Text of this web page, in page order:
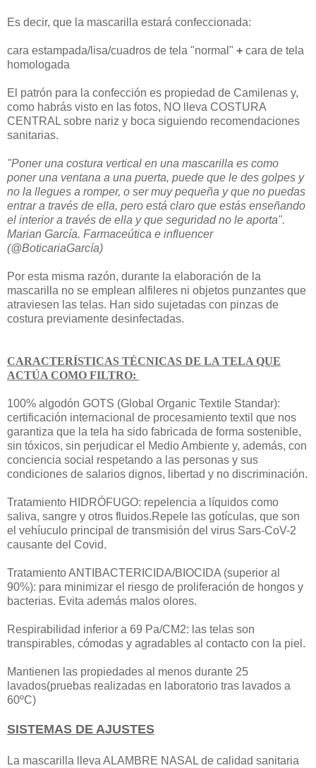
Es decir, que la mascarilla estará confeccionada:
cara estampada/lisa/cuadros de tela "normal" + cara de tela
homologada
El patrón para la confección es propiedad de Camilenas y,
como habrás visto en las fotos, NO lleva COSTURA
CENTRAL sobre nariz y boca siguiendo recomendaciones
sanitarias.
"Poner una costura vertical en una mascarilla es como
poner una ventana a una puerta, puede que le des golpes y
no la llegues a romper, o ser muy pequeña y que no puedas
entrar a través de ella, pero está claro que estás enseñando
el interior a través de ella y que seguridad no le aporta".
Marian García. Farmaceútica e influencer
(@BoticariaGarcía)
Por esta misma razón, durante la elaboración de la
mascarilla no se emplean alfileres ni objetos punzantes que
atraviesen las telas. Han sido sujetadas con pinzas de
costura previamente desinfectadas.
CARACTERÍSTICAS TÉCNICAS DE LA TELA QUE
ACTÚA COMO FILTRO:
100% algodón GOTS (Global Organic Textile Standar):
certificación internacional de procesamiento textil que nos
garantiza que la tela ha sido fabricada de forma sostenible,
sin tóxicos, sin perjudicar el Medio Ambiente y, además, con
conciencia social respetando a las personas y sus
condiciones de salarios dignos, libertad y no discriminación.
Tratamiento HIDRÓFUGO: repelencia a líquidos como
saliva, sangre y otros fluidos.Repele las gotículas, que son
el vehíuculo principal de transmisión del virus Sars-CoV-2
causante del Covid.
Tratamiento ANTIBACTERICIDA/BIOCIDA (superior al
90%): para minimizar el riesgo de proliferación de hongos y
bacterias. Evita además malos olores.
Respirabilidad inferior a 69 Pa/CM2: las telas son
transpirables, cómodas y agradables al contacto con la piel.
Mantienen las propiedades al menos durante 25
lavados(pruebas realizadas en laboratorio tras lavados a
60ºC)
SISTEMAS DE AJUSTES
La mascarilla lleva ALAMBRE NASAL de calidad sanitaria